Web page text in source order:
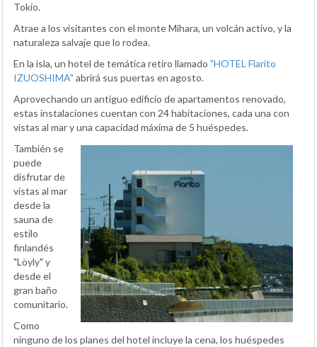
Tokio.
Atrae a los visitantes con el monte Mihara, un volcán activo, y la
naturaleza salvaje que lo rodea.
En la isla, un hotel de temática retiro llamado "HOTEL Flarito
IZUOSHIMA" abrirá sus puertas en agosto.
Aprovechando un antiguo edificio de apartamentos renovado,
estas instalaciones cuentan con 24 habitaciones, cada una con
vistas al mar y una capacidad máxima de 5 huéspedes.
También se
puede
disfrutar de
vistas al mar
desde la
sauna de
estilo
finlandés
"Löyly" y
desde el
gran baño
comunitario.
Como
ninguno de los planes del hotel incluye la cena, los huéspedes